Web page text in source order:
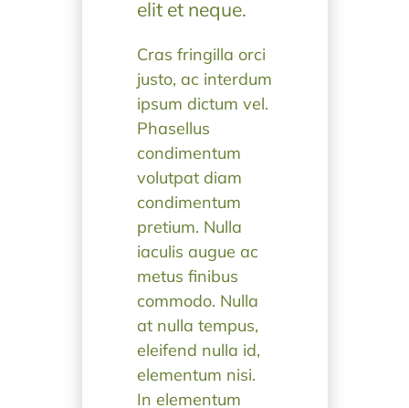
elit et neque.
Cras fringilla orci
justo, ac interdum
ipsum dictum vel.
Phasellus
condimentum
volutpat diam
condimentum
pretium. Nulla
iaculis augue ac
metus finibus
commodo. Nulla
at nulla tempus,
eleifend nulla id,
elementum nisi.
In elementum